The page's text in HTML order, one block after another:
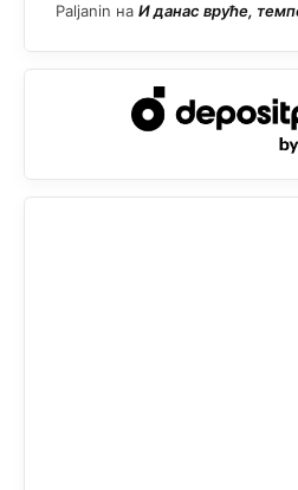
Paljanin на И данас вруће,